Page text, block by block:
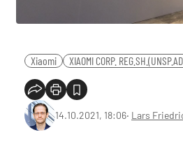
Xiaomi XIAOMI CORP.
14.10.2021, 18:06‧ Lars